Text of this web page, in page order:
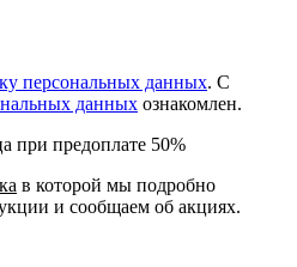
персональных данных. С
данных ознакомлен.
при предоплате 50%
в которой мы подробно
и сообщаем об акциях.